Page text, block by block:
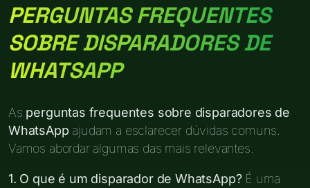
PERGUNTAS FREQUENTES
SOBRE DISPARADORES DE
WHATSAPP
As perguntas frequentes sobre disparadores de
WhatsApp ajudam a esclarecer dúvidas comuns.
Vamos abordar algumas das mais relevantes.
1. O que é um disparador de WhatsApp?É uma